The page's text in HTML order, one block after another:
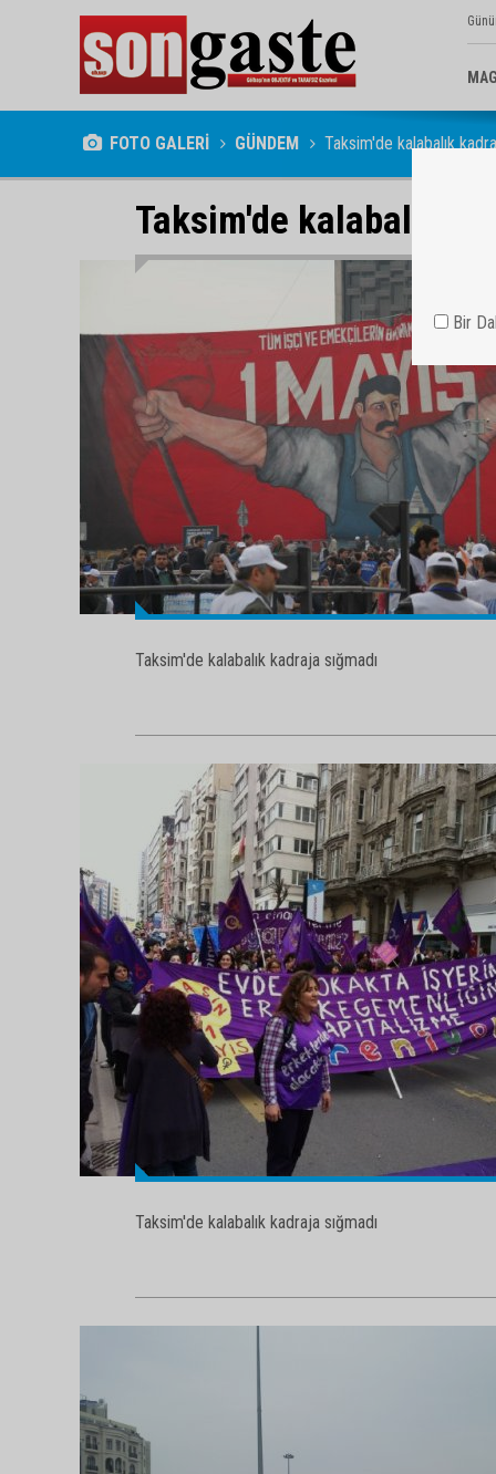
FOTO GALERİ GÜNDEM Taksim'de kalabalık
Taksim'de kalabalık
Taksim'de kalabalık kadraja sığmadı
Taksim'de kalabalık kadraja sığmadı
Bir